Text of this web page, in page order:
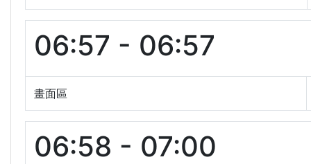
06:57 - 06:57
畫面區
06:58 - 07:00